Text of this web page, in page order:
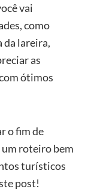
vai
como
da lareira,
as
ótimos
o fim de
um roteiro bem
turísticos
post!